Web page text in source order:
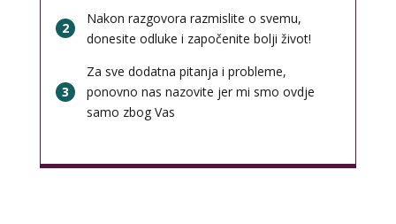
2
Nakon razgovora razmislite o svemu,
donesite odluke i započenite bolji život!
3
Za sve dodatna pitanja i probleme,
ponovno nas nazovite jer mi smo ovdje
samo zbog Vas